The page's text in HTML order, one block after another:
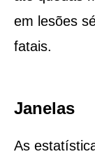
em lesões
fatais.
Janelas
As